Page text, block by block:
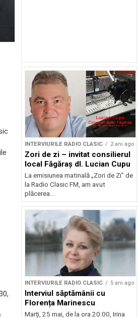
INTERVIURILE RADIO CLASIC 2 ani ago
Zori de zi – invitat consilierul
local Făgăraș dl. Lucian Cupu
La emisiunea matinală „Zori de Zi” de
la Radio Clasic FM, am avut
plăcerea...
INTERVIURILE RADIO CLASIC 5 ani ago
Interviul săptămânii cu
Florența Marinescu
Marți, 25 mai, de la ora 20:00, Irina